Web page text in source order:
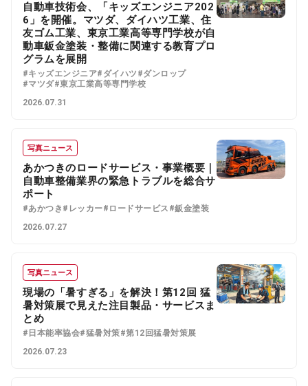
自動車技術会、「キッズエンジニア202
6」を開催。マツダ、ダイハツ工業、住
友ゴム工業、東京工業高等専門学校が自
動車鈑金塗装・整備に関連する教育プロ
グラムを展開
#キッズエンジニア#ダイハツ #ダンロップ
#マツダ#東京工業高等専門学校
2026.07.31
写真ニュース
あかつきのロードサービス・事業概要｜
自動車整備業界の緊急トラブルを総合サ
ポート
#あかつき #レッカー#ロードサービス #鈑金塗装
2026.07.27
写真ニュース
現場の「暑すぎる」を解決！第12回 猛
暑対策展で見えた注目製品・サービスま
とめ
#日本能率協会#猛暑対策#第12回猛暑対策展
2026.07.23